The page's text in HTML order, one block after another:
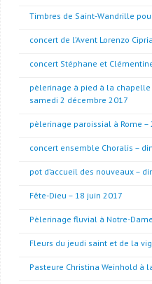
Timbres de Saint-Wandrille
concert de l’Avent Lorenzo
concert Stéphane et
pèlerinage à pied à la
samedi 2 décembre 2017
pèlerinage paroissial à Rome
concert ensemble Choralis –
pot d’accueil des nouveaux –
Fête-Dieu – 18 juin 2017
Pèlerinage fluvial à Notre-
Fleurs du jeudi saint et de la
Pasteure Christina Weinhold à